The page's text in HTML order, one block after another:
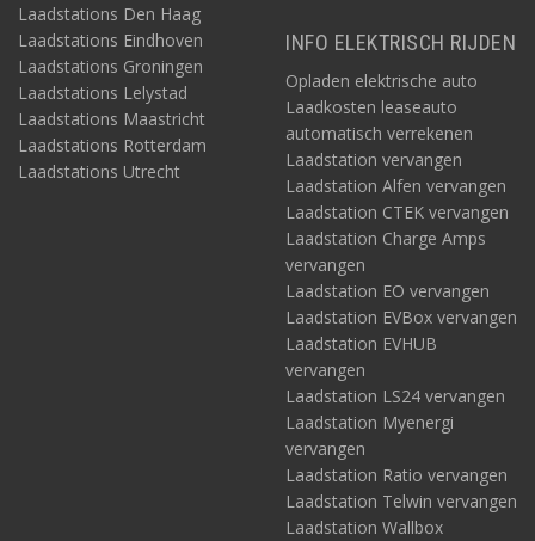
Laadstations Den Haag
Laadstations Eindhoven
Laadstations Groningen
Laadstations Lelystad
Laadstations Maastricht
Laadstations Rotterdam
Laadstations Utrecht
INFO ELEKTRISCH RIJDEN
Opladen elektrische auto
Laadkosten leaseauto
automatisch verrekenen
Laadstation vervangen
Laadstation Alfen vervangen
Laadstation CTEK vervangen
Laadstation Charge Amps
vervangen
Laadstation EO vervangen
Laadstation EVBox vervangen
Laadstation EVHUB
vervangen
Laadstation LS24 vervangen
Laadstation Myenergi
vervangen
Laadstation Ratio vervangen
Laadstation Telwin vervangen
Laadstation Wallbox